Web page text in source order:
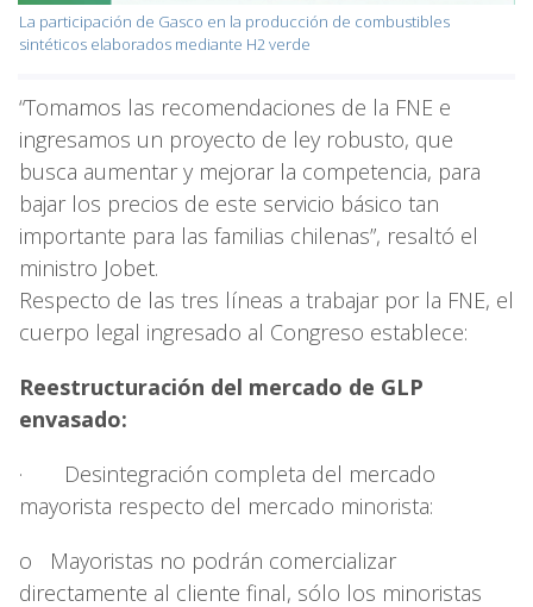
La participación de Gasco en la producción de combustibles
sintéticos elaborados mediante H2 verde
“Tomamos las recomendaciones de la FNE e
ingresamos un proyecto de ley robusto, que
busca aumentar y mejorar la competencia, para
bajar los precios de este servicio básico tan
importante para las familias chilenas”, resaltó el
ministro Jobet.
Respecto de las tres líneas a trabajar por la FNE, el
cuerpo legal ingresado al Congreso establece:
Reestructuración del mercado de GLP
envasado:
· Desintegración completa del mercado
mayorista respecto del mercado minorista:
o Mayoristas no podrán comercializar
directamente al cliente final, sólo los minoristas